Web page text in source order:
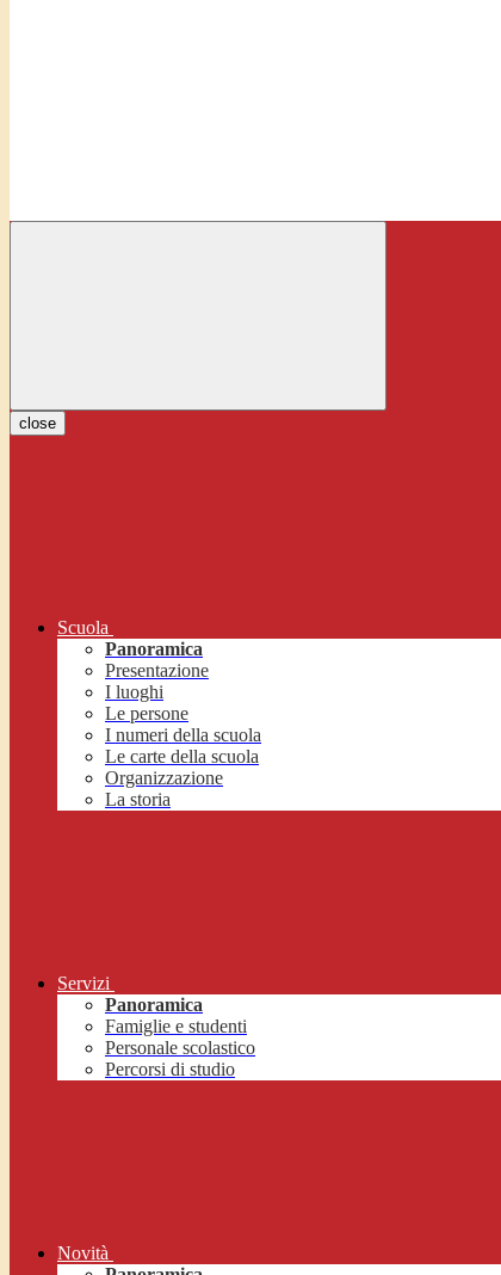
close
Scuola
Panoramica
Presentazione
I luoghi
Le persone
I numeri della scuola
Le carte della scuola
Organizzazione
La storia
Servizi
Panoramica
Famiglie e studenti
Personale scolastico
Percorsi di studio
Novità